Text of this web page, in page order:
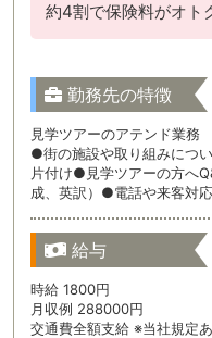
約4割で保険料がオト
勤務先の特徴
見学ツアーのアテンド業務
●街の施設や取り組みにつ
片付け●見学ツアーの方へ
成、英訳）●電話や来客
給与
時給 1800円
月収例 288000円
交通費全額支給 ※当社規定